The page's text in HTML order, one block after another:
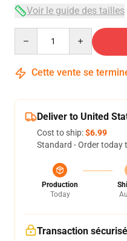
Voir le guide des tailles
Cette vente se
Deliver to United
Cost to ship:$6.99
Standard - Order today
Production
Today
Transaction